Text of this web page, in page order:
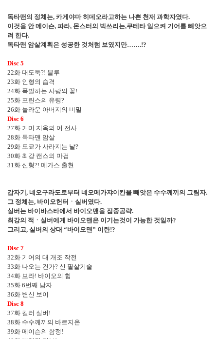
독타맨의 정체는, 카게야마 히데오라고하는 나쁜 천재 과학자였다.
이것을 안 메이슨, 파라, 몬스터의 빅쓰리는,쿠테타 일으켜 기어를 빼앗으
려 한다.
독타맨 암살계획은 성공한 것처럼 보였지만…….!?
Disc 5
22화 대도둑?! 블루
23화 인형의 습격
24화 폭발하는 사랑의 꽃!
25화 프린스의 유령?
26화 놀라운 아버지의 비밀
Disc 6
27화 거미 지옥의 여 전사
28화 독타맨 암살
29화 도쿄가 사라지는 날?
30화 최강 캔스의 마검
31화 신형?! 메가스 출현
갑자기 , 네오구라도로부터 네오메가쟈이칸을 빼앗은 수수께끼의 그림자.
그 정체는, 바이오헌터 ㆍ 실버였다.
실버는 바이바스타에서 바이오맨을 집중공략.
최강의 적 ㆍ 실버에게 바이오맨은 이기는것이 가능한 것일까?
그리고, 실버의 상대 “바이오맨” 이란!?
Disc 7
32화 기어의 대 개조 작전
33화 나오는 건가? 신 필살기술
34화 보라! 바이오의 힘
35화 6번째 남자
36화 변신 보이
Disc 8
37화 킬러 실버 !
38화 수수께끼의 바르지온
39화 메이슨의 함정 !